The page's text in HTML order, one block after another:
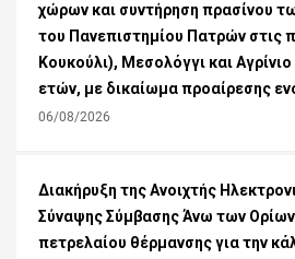
χώρων και συντήρηση πρασίνου
του Πανεπιστημίου Πατρών στις
Κουκούλι), Μεσολόγγι και
ετών, με δικαίωμα προαίρεσης
06/08/2026
Διακήρυξη της Ανοιχτής
Σύναψης Σύμβασης Άνω των Ορίων
πετρελαίου θέρμανσης για την